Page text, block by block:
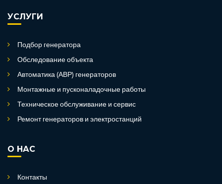
УСЛУГИ
Подбор генератора
Обследование объекта
Автоматика (АВР) генераторов
Монтажные и пусконаладочные работы
Техническое обслуживание и сервис
Ремонт генераторов и электростанций
О НАС
Контакты